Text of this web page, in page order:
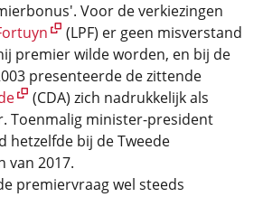
Voor de verkiezingen
(LPF) er geen misverstand
premier wilde worden, en bij de
presenteerde de zittende
(CDA) zich nadrukkelijk als
Toenmalig minister-president
hetzelfde bij de Tweede
van 2017.
premiervraag wel steeds